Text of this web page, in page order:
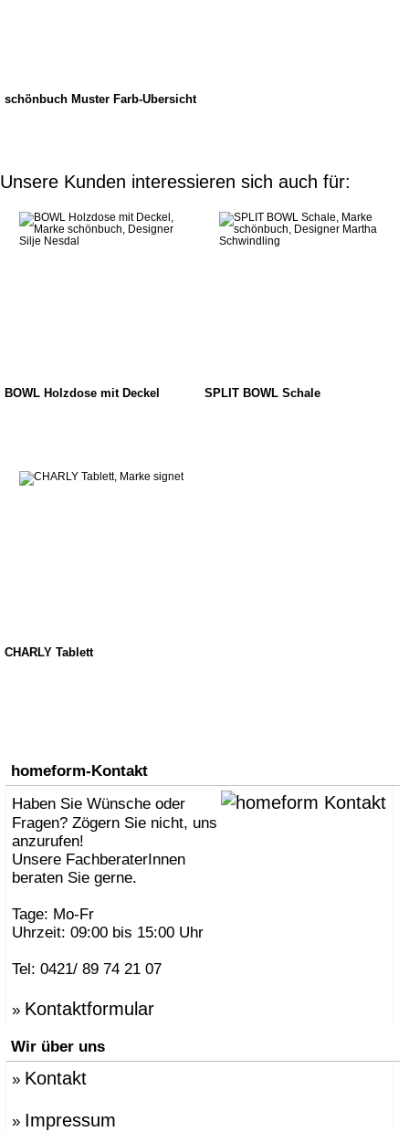
schönbuch Muster Farb-Übersicht
Unsere Kunden interessieren sich auch für:
BOWL Holzdose mit Deckel SPLIT BOWL Schale
CHARLY Tablett
homeform-Kontakt
Haben Sie Wünsche oder
Fragen? Zögern Sie nicht, uns
anzurufen!
Unsere FachberaterInnen
beraten Sie gerne.
Tage: Mo-Fr
Uhrzeit: 09:00 bis 15:00 Uhr
Tel: 0421/ 89 74 21 07
» Kontaktformular
Wir über uns
» Kontakt
» Impressum